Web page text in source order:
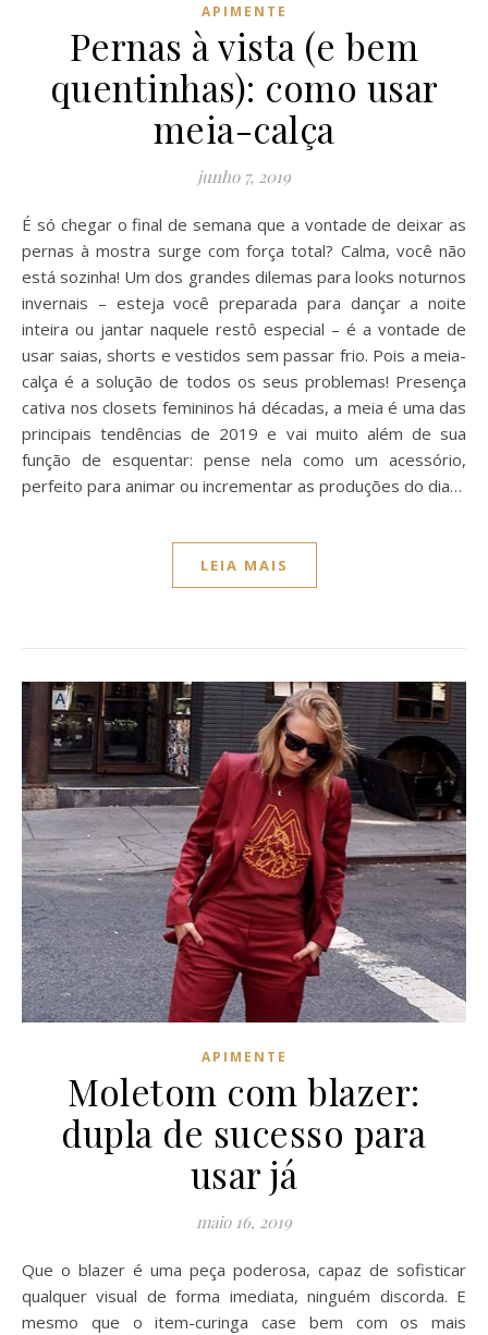
APIMENTE
Pernas à vista (e bem
quentinhas): como usar
meia-calça
junho 7, 2019
É só chegar o final de semana que a vontade de deixar as
pernas à mostra surge com força total? Calma, você não
está sozinha! Um dos grandes dilemas para looks noturnos
invernais – esteja você preparada para dançar a noite
inteira ou jantar naquele restô especial – é a vontade de
usar saias, shorts e vestidos sem passar frio. Pois a meia-
calça é a solução de todos os seus problemas! Presença
cativa nos closets femininos há décadas, a meia é uma das
principais tendências de 2019 e vai muito além de sua
função de esquentar: pense nela como um acessório,
perfeito para animar ou incrementar as produções do dia…
LEIA MAIS
APIMENTE
Moletom com blazer:
dupla de sucesso para
usar já
maio 16, 2019
Que o blazer é uma peça poderosa, capaz de sofisticar
qualquer visual de forma imediata, ninguém discorda. E
mesmo que o item-curinga case bem com os mais